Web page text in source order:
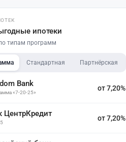
ипотеки
типам программ
Стандартная Партнёрская
Bank
«7-20-25»
от 7,20%
ЦентрКредит от 7,20%